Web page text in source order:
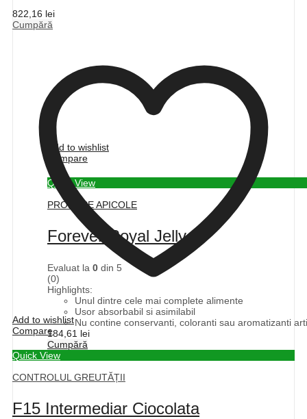
Add to wishlist
Compare
Quick View
PRODUSE APICOLE
Forever Royal Jelly
Evaluat la 0 din 5
(0)
Highlights:
Unul dintre cele mai complete alimente
Usor absorbabil si asimilabil
Nu contine conservanti, coloranti sau aromatizanti
184,61 lei
Cumpără
822,16 lei
Cumpără
Add to wishlist
Compare
Quick View
CONTROLUL GREUTĂȚII
F15 Intermediar Ciocolata